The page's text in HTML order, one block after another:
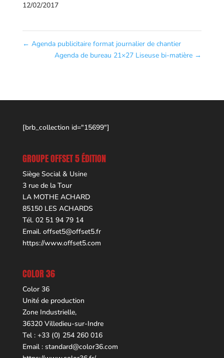
12/02/2017
← Agenda publicitaire format journalier de chantier
Agenda de bureau 21×27 Liseuse bi-matière →
[brb_collection id="15699"]
GROUPE OFFSET 5 ÉDITION
Siège Social & Usine
3 rue de la Tour
LA MOTHE ACHARD
85150 LES ACHARDS
Tél. 02 51 94 79 14
Email. offset5@offset5.fr
https://www.offset5.com
COLOR 36
Color 36
Unité de production
Zone Industrielle,
36320 Villedieu-sur-Indre
Tel : +33 (0) 254 260 016
Email : standard@color36.com